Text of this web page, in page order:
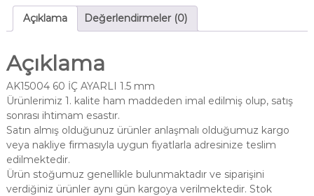
Açıklama Değerlendirmeler (0)
Açıklama
AK15004 60 İÇ AYARLI 1.5 mm
Ürünlerimiz 1. kalite ham maddeden imal edilmiş olup, satış
sonrası ihtimam esastır.
Satın almış olduğunuz ürünler anlaşmalı olduğumuz kargo
veya nakliye firmasıyla uygun fiyatlarla adresinize teslim
edilmektedir.
Ürün stoğumuz genellikle bulunmaktadır ve siparişini
verdiğiniz ürünler aynı gün kargoya verilmektedir. Stok